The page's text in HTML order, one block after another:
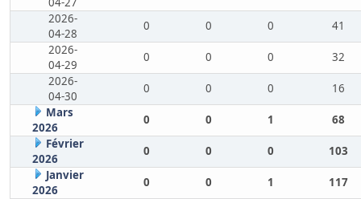
2026-
04-28
0 0 0
41
2026-
04-29
0 0 0
32
2026-
04-30
0 0 0
16
Mars
2026
0 0 1
68
Février
2026
0 0 0
103
Janvier
2026
0 0 1
117